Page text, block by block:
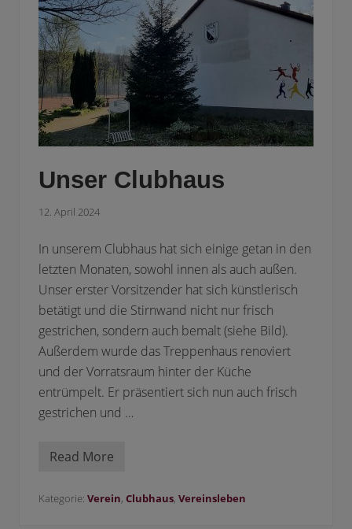
Unser Clubhaus
12. April 2024
In unserem Clubhaus hat sich einige getan in den
letzten Monaten, sowohl innen als auch außen.
Unser erster Vorsitzender hat sich künstlerisch
betätigt und die Stirnwand nicht nur frisch
gestrichen, sondern auch bemalt (siehe Bild).
Außerdem wurde das Treppenhaus renoviert
und der Vorratsraum hinter der Küche
entrümpelt. Er präsentiert sich nun auch frisch
gestrichen und …
U
e
Read More
Kategorie: Verein, Clubhaus, Vereinsleben